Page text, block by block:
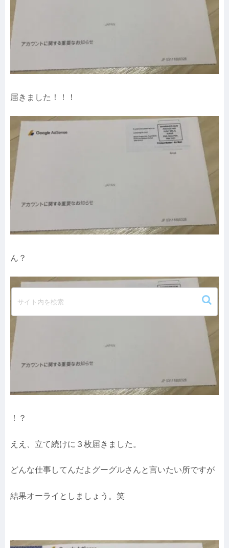
届きました！！！
ん？
！？
ええ、立て続けに３枚届きました。
どんな仕事してんだよグーグルさんと言いたい所ですが
結果オーライとしましょう。笑